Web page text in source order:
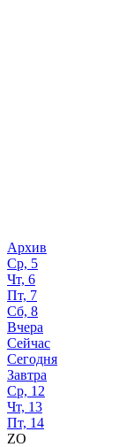
Архив
Ср, 5
Чт, 6
Пт, 7
Сб, 8
Вчера
Сейчас
Сегодня
Завтра
Ср, 12
Чт, 13
Пт, 14
ZO